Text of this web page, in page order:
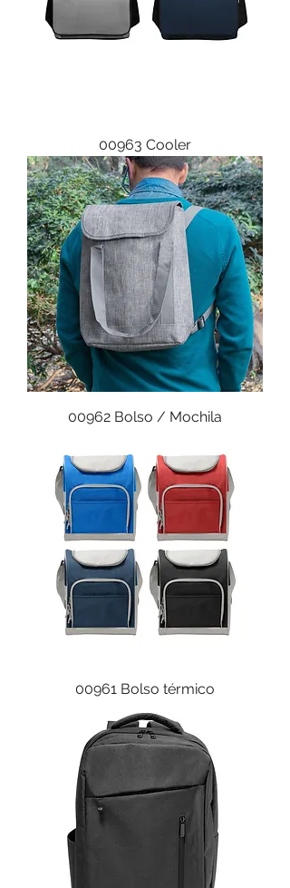
00963 Cooler
00962 Bolso / Mochila
00961 Bolso térmico